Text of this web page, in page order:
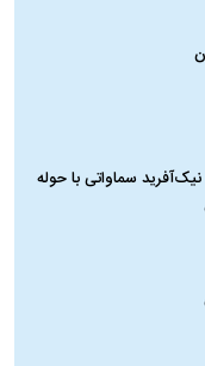
سماواتی با حوله